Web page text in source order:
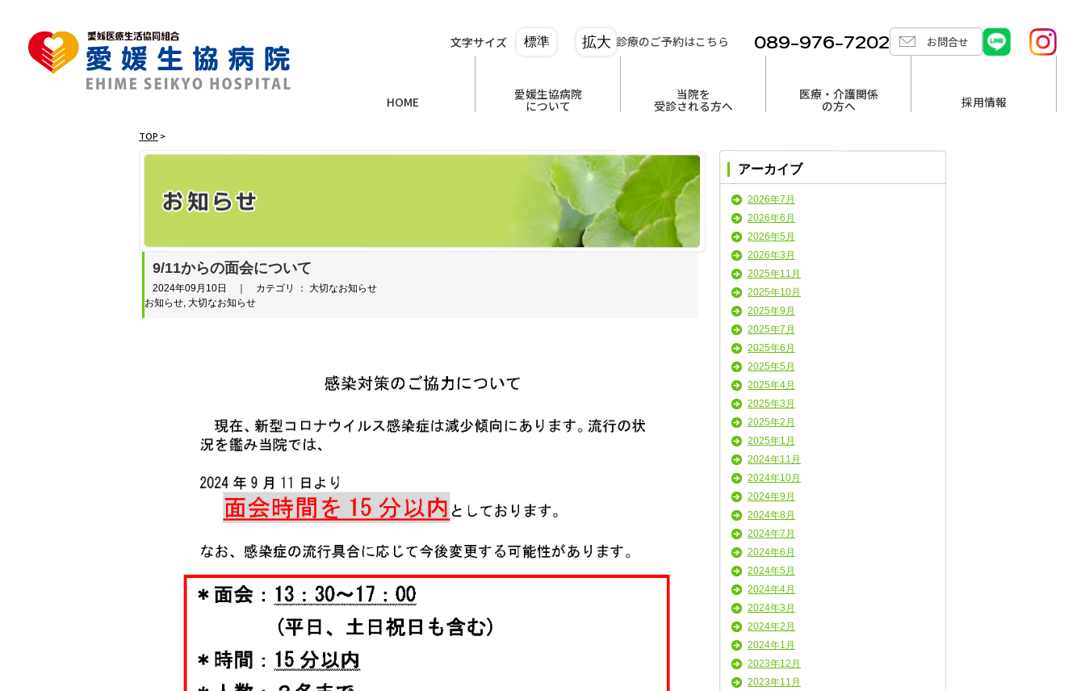
文字サイズ 標準 拡大 診療のご予約はこちら 089-976-7202 お問合せ
HOME 愛媛生協病院
について
当院を
受診される方へ
医療・介護関係
の方へ 採用情報
TOP >
9/11からの面会について
2024年09月10日 ｜ カテゴリ ： 大切なお知らせ
お知らせ, 大切なお知らせ
アーカイブ
2026年7月
2026年6月
2026年5月
2026年3月
2025年11月
2025年10月
2025年9月
2025年7月
2025年6月
2025年5月
2025年4月
2025年3月
2025年2月
2025年1月
2024年11月
2024年10月
2024年9月
2024年8月
2024年7月
2024年6月
2024年5月
2024年4月
2024年3月
2024年2月
2024年1月
2023年12月
2023年11月